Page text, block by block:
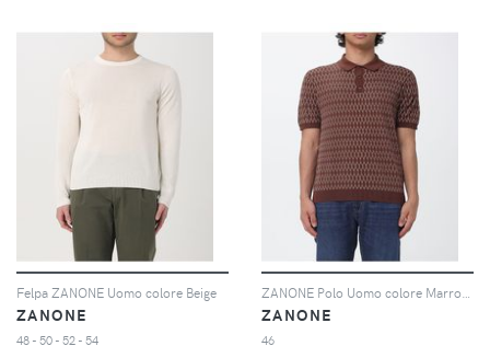
Felpa ZANONE Uomo colore Beige
ZANONE
48 - 50 - 52 - 54
ZANONE
46